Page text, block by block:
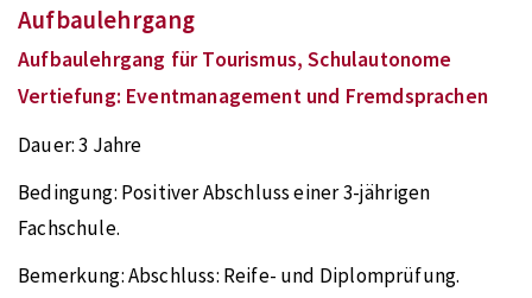
Aufbaulehrgang
Aufbaulehrgang für Tourismus, Schulautonome
Vertiefung: Eventmanagement und Fremdsprachen
Dauer:3 Jahre
Bedingung: Positiver Abschluss einer 3-jährigen
Fachschule.
Bemerkung:Abschluss: Reife- und Diplomprüfung.